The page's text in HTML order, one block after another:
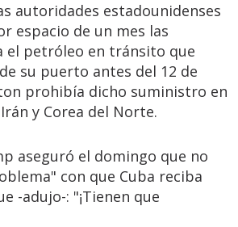
autoridades estadounidenses
espacio de un mes las
el petróleo en tránsito que
su puerto antes del 12 de
prohibía dicho suministro en
y Corea del Norte.
aseguró el domingo que no
con que Cuba reciba
-adujo-: "¡Tienen que